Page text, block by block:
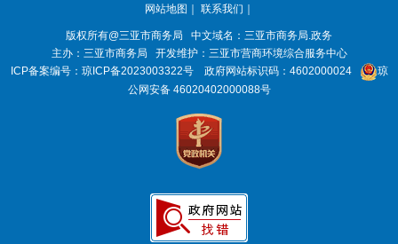
网站地图 联系我们
版权所有@三亚市商务局
中文域名：三亚市商务局.政务
主办：三亚市商务局
开发维护：三亚市营商环境综合服务中心
ICP备案编号： 琼ICP备2023003322号 政府网站标识码： 4602000024
琼
公网安备 46020402000088号